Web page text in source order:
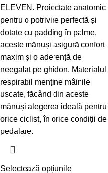
ELEVEN. Proiectate anatomic
pentru o potrivire perfectă și
dotate cu padding în palme,
aceste mănuși asigură confort
maxim și o aderență de
neegalat pe ghidon. Materialul
respirabil menține mâinile
uscate, făcând din aceste
mănuși alegerea ideală pentru
orice ciclist, în orice condiții de
pedalare.
Selectează opțiunile